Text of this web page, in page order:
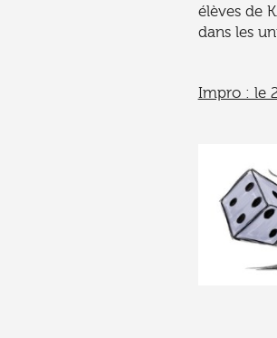
élèves de
dans les
Impro : le